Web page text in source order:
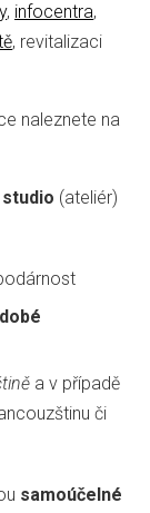
, infocentra,
, revitalizaci
naleznete na
(ateliér)
a v případě
či
samoúčelné